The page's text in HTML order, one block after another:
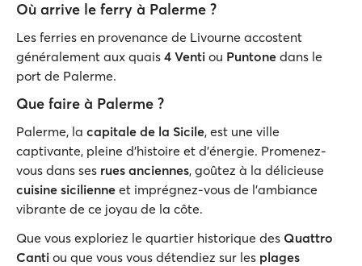
Où arrive le ferry à Palerme ?
Les ferries en provenance de Livourne accostent
généralement aux quais 4 Venti ou Puntone dans le
port de Palerme.
Que faire à Palerme ?
Palerme, la capitale de la Sicile, est une ville
captivante, pleine d'histoire et d'énergie. Promenez-
vous dans ses rues anciennes, goûtez à la délicieuse
cuisine sicilienne et imprégnez-vous de l'ambiance
vibrante de ce joyau de la côte.
Que vous exploriez le quartier historique des Quattro
Canti ou que vous vous détendiez sur les plages